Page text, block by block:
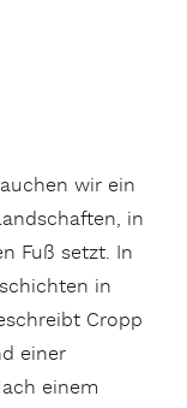
wir ein
in
Fuß setzt. In
in
Cropp
einer
einem